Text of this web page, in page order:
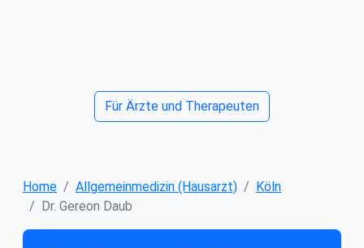
Für Ärzte und Therapeuten
Home Allgemeinmedizin (Hausarzt)
Köln
Dr. Gereon Daub